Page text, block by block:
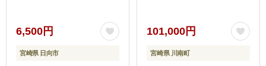
6,500円
宮崎県 日向市
101,000円
宮崎県 川南町